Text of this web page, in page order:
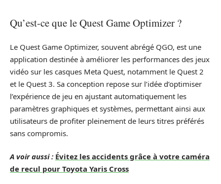
Qu’est-ce que le Quest Game Optimizer ?
Le Quest Game Optimizer, souvent abrégé QGO, est une
application destinée à améliorer les performances des jeux
vidéo sur les casques Meta Quest, notamment le Quest 2
et le Quest 3. Sa conception repose sur l’idée d’optimiser
l’expérience de jeu en ajustant automatiquement les
paramètres graphiques et systèmes, permettant ainsi aux
utilisateurs de profiter pleinement de leurs titres préférés
sans compromis.
A voir aussi : Évitez les accidents grâce à votre caméra
de recul pour Toyota Yaris Cross